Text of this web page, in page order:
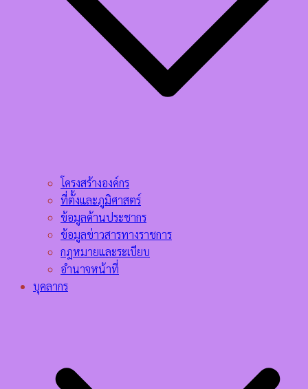
โครงสร้างองค์กร
ที่ตั้งและภูมิศาสตร์
ข้อมูลด้านประชากร
ข้อมูลข่าวสารทางราชการ
กฎหมายและระเบียบ
อำนาจหน้าที่
บุคลากร